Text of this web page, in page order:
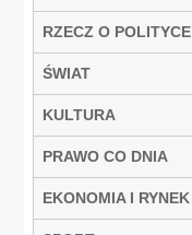
RZECZ O POLITYCE
ŚWIAT
KULTURA
PRAWO CO DNIA
EKONOMIA I RYNEK